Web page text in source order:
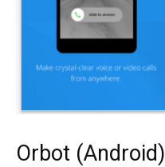
Orbot (Android)